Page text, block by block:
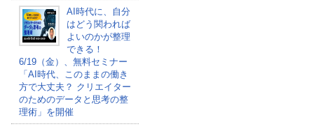
AI時代に、自分
はどう関われば
よいのかが整理
できる！
6/19（金）、無料セミナー
「AI時代、このままの働き
方で大丈夫？ クリエイター
のためのデータと思考の整
理術」を開催